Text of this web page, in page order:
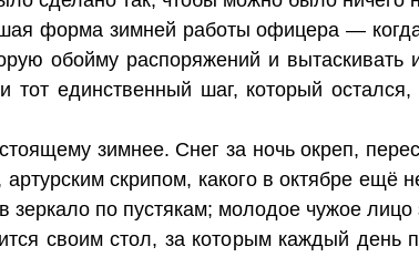
форма зимней работы офицера —
обойму распоряжений и вытаскивать
тот единственный шаг, который
зимнее. Снег за ночь окреп,
скрипом, какого в октябре ещё
зеркало по пустякам; молодое чужое
своим стол, за которым каждый